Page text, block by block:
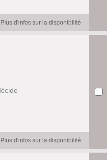
Plus d'infos sur la disponibilité
Plus d'infos sur la disponibilité